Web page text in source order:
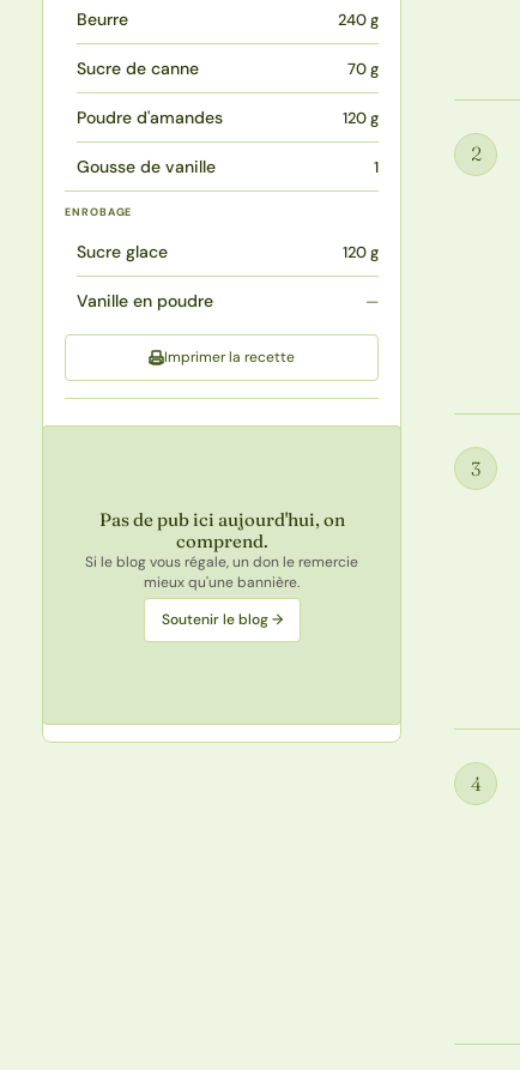
Beurre 240 g
Sucre de canne 70 g
Poudre d'amandes 120 g
Gousse de vanille 1
ENROBAGE
Sucre glace 120 g
Vanille en poudre —
Imprimer la recette
Pas de pub ici aujourd'hui, on
comprend.
Si le blog vous régale, un don le remercie
mieux qu'une bannière.
Soutenir le blog →
Étape
2
Étape
3
Étape
4